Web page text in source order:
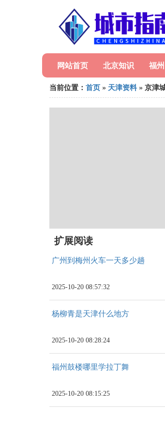
网站首页 北京知识 福
当前位置： 首页 » 天津资料 » 京津
扩展阅读
广州到梅州火车一天多少趟
2025-10-20 08:57:32
杨柳青是天津什么地方
2025-10-20 08:28:24
福州鼓楼哪里学拉丁舞
2025-10-20 08:15:25